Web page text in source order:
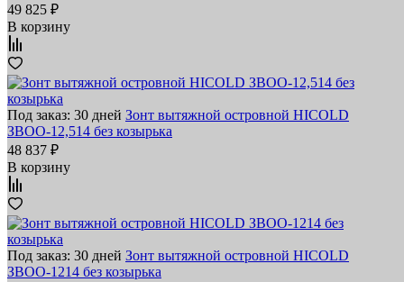
49 825 ₽
В корзину
Под заказ: 30 дней Зонт вытяжной островной HICOLD
ЗВОО-12,514 без козырька
48 837 ₽
В корзину
Под заказ: 30 дней Зонт вытяжной островной HICOLD
ЗВОО-1214 без козырька